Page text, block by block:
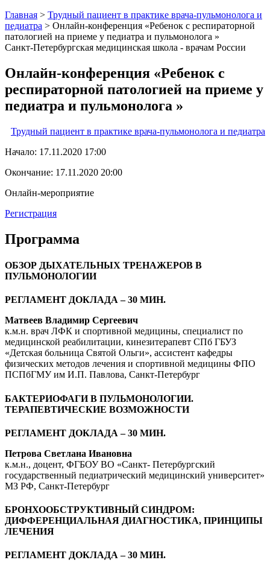
Главная > Трудный пациент в практике врача-пульмонолога и
педиатра > Онлайн-конференция «Ребенок с респираторной
патологией на приеме у педиатра и пульмонолога »
Санкт-Петербургская медицинская школа - врачам России
Онлайн-конференция «Ребенок с
респираторной патологией на приеме у
педиатра и пульмонолога »
Трудный пациент в практике врача-пульмонолога и педиатра
Начало: 17.11.2020 17:00
Окончание: 17.11.2020 20:00
Онлайн-мероприятие
Регистрация
Программа
ОБЗОР ДЫХАТЕЛЬНЫХ ТРЕНАЖЕРОВ В
ПУЛЬМОНОЛОГИИ
РЕГЛАМЕНТ ДОКЛАДА – 30 МИН.
Матвеев Владимир Сергеевич
к.м.н. врач ЛФК и спортивной медицины, специалист по
медицинской реабилитации, кинезитерапевт СПб ГБУЗ
«Детская больница Святой Ольги», ассистент кафедры
физических методов лечения и спортивной медицины ФПО
ПСПбГМУ им И.П. Павлова, Санкт-Петербург
БАКТЕРИОФАГИ В ПУЛЬМОНОЛОГИИ.
ТЕРАПЕВТИЧЕСКИЕ ВОЗМОЖНОСТИ
РЕГЛАМЕНТ ДОКЛАДА – 30 МИН.
Петрова Светлана Ивановна
к.м.н., доцент, ФГБОУ ВО «Санкт- Петербургский
государственный педиатрический медицинский университет»
МЗ РФ, Санкт-Петербург
БРОНХООБСТРУКТИВНЫЙ СИНДРОМ:
ДИФФЕРЕНЦИАЛЬНАЯ ДИАГНОСТИКА, ПРИНЦИПЫ
ЛЕЧЕНИЯ
РЕГЛАМЕНТ ДОКЛАДА – 30 МИН.